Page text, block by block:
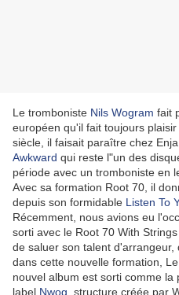
Le tromboniste Nils Wogram fait
européen qu'il fait toujours
siècle, il faisait paraître chez
Awkward qui reste l"un des
période avec un tromboniste en
Avec sa formation Root 70, il
depuis son formidable Listen To
Récemment, nous avions eu
sorti avec le Root 70 With
de saluer son talent
dans cette nouvelle formation,
nouvel album est sorti comme
label Nwog , structure créée par